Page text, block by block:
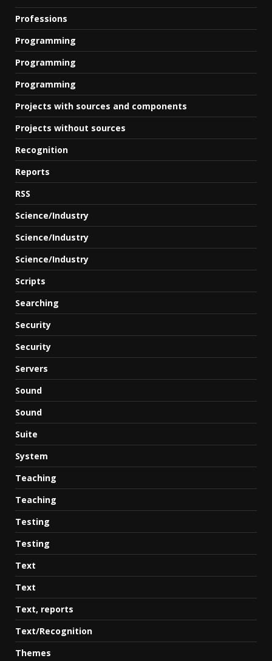
Professions
Programming
Programming
Programming
Projects with sources and components
Projects without sources
Recognition
Reports
RSS
Science/Industry
Science/Industry
Science/Industry
Scripts
Searching
Security
Security
Servers
Sound
Sound
Suite
System
Teaching
Teaching
Testing
Testing
Text
Text
Text, reports
Text/Recognition
Themes